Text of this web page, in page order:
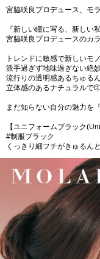
宮脇咲良プロデュース、モ
『新しい瞳に写る、新しい私
宮脇咲良プロデュースのカ
トレンドに敏感で新しいモ
派手過ぎず地味過ぎない絶
流行りの透明感あるちゅる
立体感のあるナチュラルで
まだ知らない自分の魅力を
【ユニフォームブラック
#制服ブラック
くっきり細フチがきゅるん